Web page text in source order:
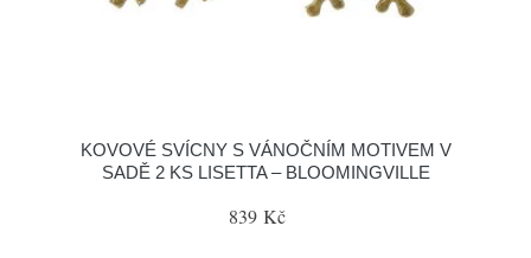
KOVOVÉ SVÍCNY S VÁNOČNÍM MOTIVEM V
SADĚ 2 KS LISETTA – BLOOMINGVILLE
839 Kč